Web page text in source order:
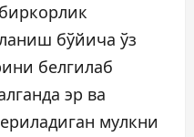
бўйича ўз
белгилаб
эр ва
мулкни